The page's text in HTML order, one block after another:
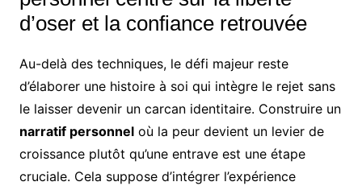
d’oser et la confiance retrouvée
Au-delà des techniques, le défi majeur reste
d’élaborer une histoire à soi qui intègre le rejet sans
le laisser devenir un carcan identitaire. Construire un
narratif personneloù la peur devient un levier de
croissance plutôt qu’une entrave est une étape
cruciale. Cela suppose d’intégrer l’expérience